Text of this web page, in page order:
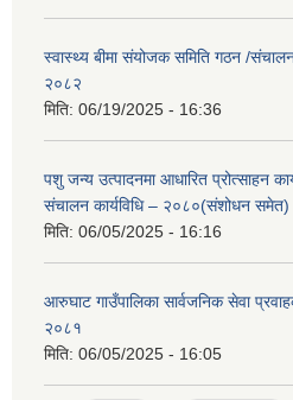
स्वास्थ्य बीमा संयोजक समिति गठन /संचालन
२०८२
मिति: 06/19/2025 - 16:36
पशु जन्य उत्पादनमा आधारित प्रोत्साहन
संचालन कार्यविधि – २०८०(संशोधन समेत)
मिति: 06/05/2025 - 16:16
आरुघाट गाउँपालिका सार्वजनिक सेवा
२०८१
मिति: 06/05/2025 - 16:05